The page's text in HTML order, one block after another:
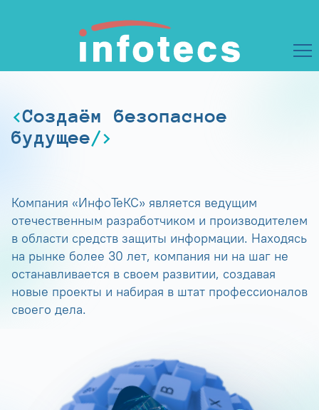
Создаём безопасное
будущее
Компания «ИнфоТеКС» является ведущим
отечественным разработчиком и производителем
в области средств защиты информации. Находясь
на рынке более 30 лет, компания ни на шаг не
останавливается в своем развитии, создавая
новые проекты и набирая в штат профессионалов
своего дела.